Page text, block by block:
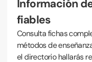
Información
fiables
Consulta fichas
métodos de
el directorio hallarás